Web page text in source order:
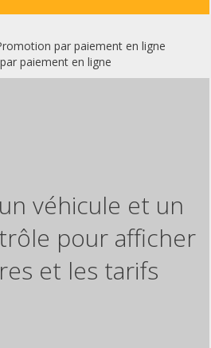
par paiement en ligne
paiement en ligne
véhicule et un
pour afficher
et les tarifs